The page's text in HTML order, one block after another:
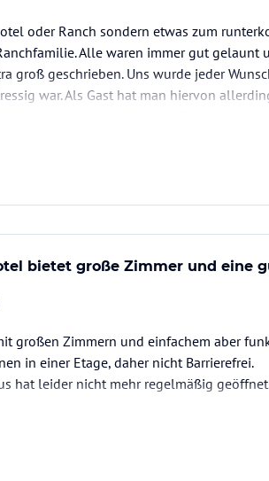
oder Ranch sondern etwas zum
Alle waren immer gut gelaunt
groß geschrieben. Uns wurde jeder
war. Als Gast hat man hiervon
bietet große Zimmer und eine
großen Zimmern und einfachem aber
in einer Etage, daher nicht Barrierefrei.
hat leider nicht mehr regelmäßig